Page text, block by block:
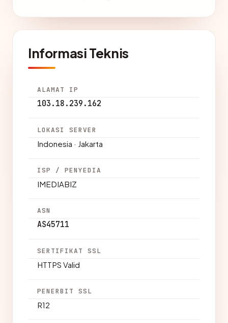
Informasi Teknis
ALAMAT IP
103.18.239.162
LOKASI SERVER
Indonesia · Jakarta
ISP / PENYEDIA
IMEDIABIZ
ASN
AS45711
SERTIFIKAT SSL
HTTPS Valid
PENERBIT SSL
R12